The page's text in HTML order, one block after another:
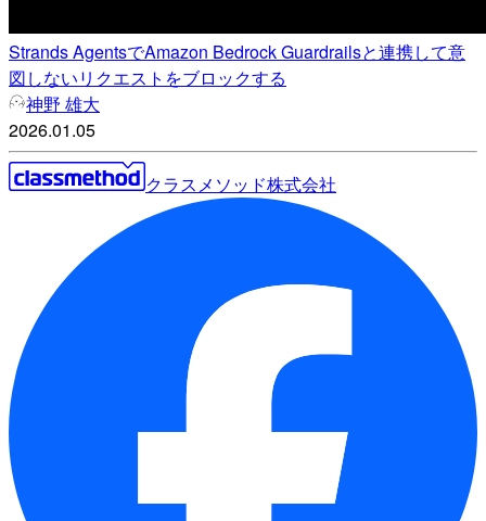
Strands AgentsでAmazon Bedrock Guardrailsと連携して意
図しないリクエストをブロックする
神野 雄大
2026.01.05
クラスメソッド株式会社